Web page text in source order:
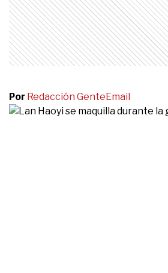
Por Redacción GenteEmail